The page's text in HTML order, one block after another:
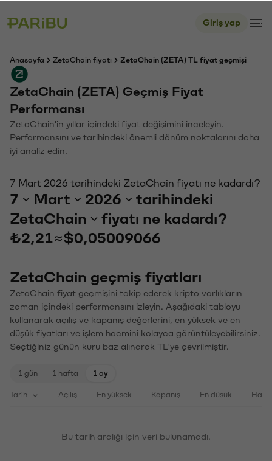
Giriş yap
Anasayfa ZetaChain fiyatı ZetaChain (ZETA) TL fiyat geçmişi
ZetaChain (ZETA) Geçmiş Fiyat
Performansı
ZetaChain'in yıllar içindeki fiyat değişimini inceleyin.
Performansını ve tarihindeki önemli dönüm noktalarını daha
iyi analiz edin.
7 Mart 2026 tarihindeki ZetaChain fiyatı ne kadardı?
7 Mart 2026
tarihindeki
ZetaChain
fiyatı ne kadardı?
₺2,21 ≈$0,05009066
ZetaChain geçmiş fiyatları
ZetaChain fiyat geçmişini takip ederek kripto varlıkların
zaman içindeki performansını izleyin. Aşağıdaki tabloyu
kullanarak açılış ve kapanış değerlerini, en yüksek ve en
düşük fiyatları ve işlem hacmini kolayca görüntüleyebilirsiniz.
Seçtiğiniz günün kuru baz alınarak TL'ye çevrilmiştir.
1 gün 1 hafta 1 ay
Tarih Açılış En yüksek Kapanış En düşük
Bu tarih aralığı için veri bulunamadı.